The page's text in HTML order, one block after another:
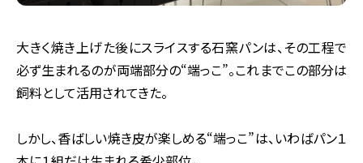
大きく焼き上げた後にスライスする石窯パンは、その工程で
必ず生まれるのが両端部分の“端っこ”。これまでこの部分は
飼料として活用されてきた。
しかし、香ばしい焼き皮が楽しめる“端っこ”は、いわばパン１